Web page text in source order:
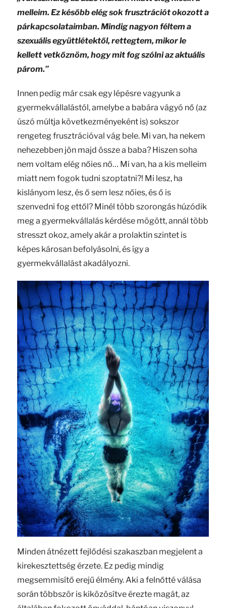
melleim. Ez később elég sok frusztrációt okozott a
párkapcsolataimban. Mindig nagyon féltem a
szexuális együttlétektől, rettegtem, mikor le
kellett vetkőznöm, hogy mit fog szólni az aktuális
párom.”
Innen pedig már csak egy lépésre vagyunk a
gyermekvállalástól, amelybe a babára vágyó nő (az
úszó múltja következményeként is) sokszor
rengeteg frusztrációval vág bele. Mi van, ha nekem
nehezebben jön majd össze a baba? Hiszen soha
nem voltam elég nőies nő… Mi van, ha a kis melleim
miatt nem fogok tudni szoptatni?! Mi lesz, ha
kislányom lesz, és ő sem lesz nőies, és ő is
szenvedni fog ettől? Minél több szorongás húzódik
meg a gyermekvállalás kérdése mögött, annál több
stresszt okoz, amely akár a prolaktin szintet is
képes károsan befolyásolni, és így a
gyermekvállalást akadályozni.
Minden átnézett fejlődési szakaszban megjelent a
kirekesztettség érzete. Ez pedig mindig
megsemmisítő erejű élmény. Aki a felnőtté válása
során többször is kiközösítve érezte magát, az